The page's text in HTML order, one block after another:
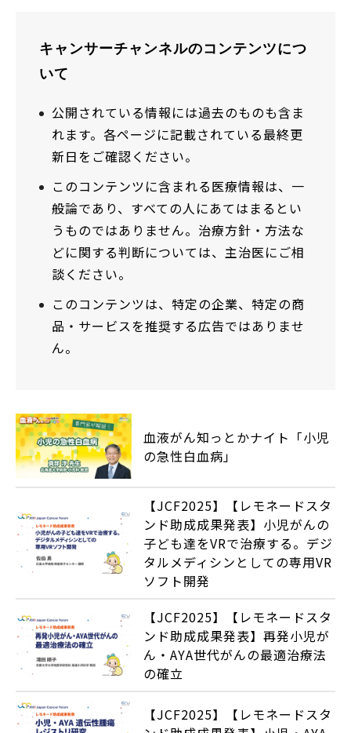
キャンサーチャンネルのコンテンツにつ
いて
公開されている情報には過去のものも含ま
れます。各ページに記載されている最終更
新日をご確認ください。
このコンテンツに含まれる医療情報は、一
般論であり、すべての人にあてはまるとい
うものではありません。治療方針・方法な
どに関する判断については、主治医にご相
談ください。
このコンテンツは、特定の企業、特定の商
品・サービスを推奨する広告ではありませ
ん。
血液がん知っとかナイト「小児
の急性白血病」
【JCF2025】【レモネードスタ
ンド助成成果発表】小児がんの
子ども達をVRで治療する。デジ
タルメディシンとしての専用VR
ソフト開発
【JCF2025】【レモネードスタ
ンド助成成果発表】再発小児が
ん・AYA世代がんの最適治療法
の確立
【JCF2025】【レモネードスタ